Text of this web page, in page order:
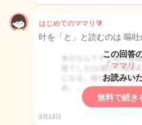
はじめてのママリ🔰
叶を「と」と読むのは 嘔吐
この回答
「ママリ
お読みい
無料で続き
3月13日